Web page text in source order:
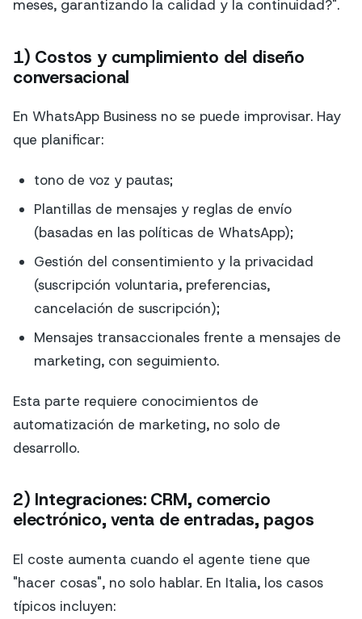
meses, garantizando la calidad y la continuidad?".
1) Costos y cumplimiento del diseño
conversacional
En WhatsApp Business no se puede improvisar. Hay
que planificar:
tono de voz y pautas;
Plantillas de mensajes y reglas de envío
(basadas en las políticas de WhatsApp);
Gestión del consentimiento y la privacidad
(suscripción voluntaria, preferencias,
cancelación de suscripción);
Mensajes transaccionales frente a mensajes de
marketing, con seguimiento.
Esta parte requiere conocimientos de
automatización de marketing, no solo de
desarrollo.
2) Integraciones: CRM, comercio
electrónico, venta de entradas, pagos
El coste aumenta cuando el agente tiene que
"hacer cosas", no solo hablar. En Italia, los casos
típicos incluyen: